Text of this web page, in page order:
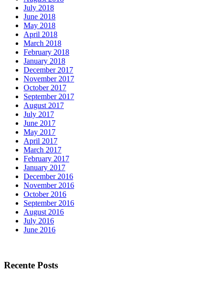
July 2018
June 2018
May 2018
April 2018
March 2018
February 2018
January 2018
December 2017
November 2017
October 2017
September 2017
August 2017
July 2017
June 2017
May 2017
April 2017
March 2017
February 2017
January 2017
December 2016
November 2016
October 2016
September 2016
August 2016
July 2016
June 2016
Recente Posts